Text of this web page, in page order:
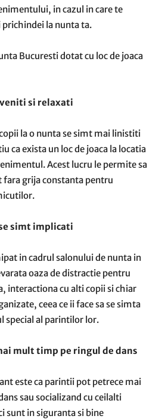
in cazul in care te
la nunta ta.
Bucuresti dotat cu loc de joaca
si relaxati
la o nunta se simt mai linistiti
ca exista un loc de joaca la locatia
Acest lucru le permite sa
fara grija constanta pentru
simt implicati
in cadrul salonului de nunta in
oaza de distractie pentru
interactiona cu alti copii si chiar
ceea ce ii face sa se simta
special al parintilor lor.
mult timp pe ringul de dans
este ca parintii pot petrece mai
sau socializand cu ceilalti
sunt in siguranta si bine